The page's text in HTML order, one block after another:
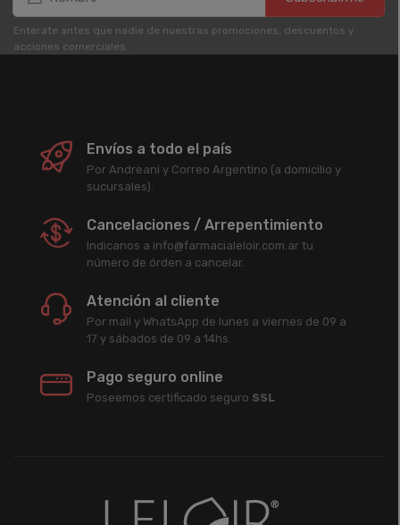
Enterate antes que nadie de nuestras promociones, descuentos y
acciones comerciales.
Envíos a todo el país
Por Andreani y Correo Argentino (a domicilio y
sucursales).
Cancelaciones / Arrepentimiento
Indicanos a info@farmacialeloir.com.ar tu
número de órden a cancelar.
Atención al cliente
Por mail y WhatsApp de lunes a viernes de 09 a
17 y sábados de 09 a 14hs.
Pago seguro online
Poseemos certificado seguro SSL